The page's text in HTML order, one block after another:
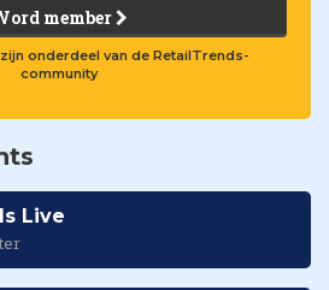
member
onderdeel van de RetailTrends-
community
Live